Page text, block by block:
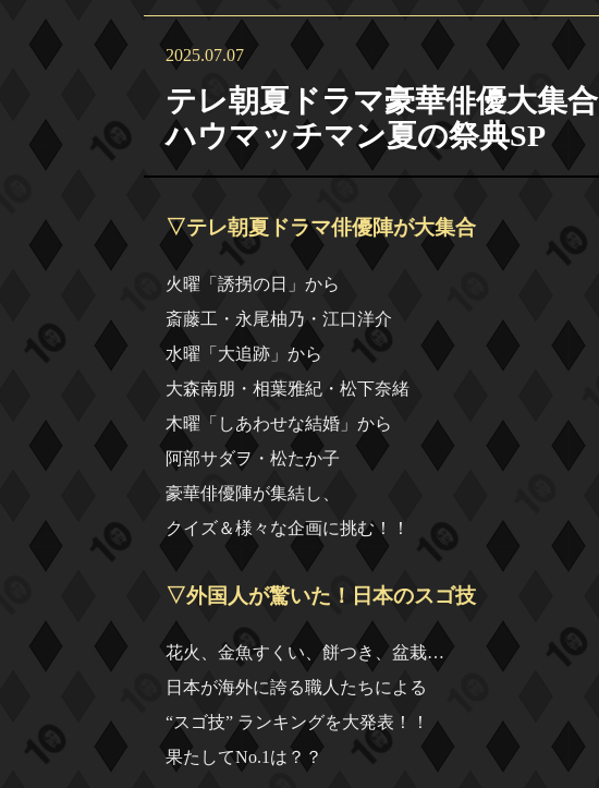
2025.07.07
テレ朝夏ドラマ豪華俳優大集合
ハウマッチマン夏の祭典SP
▽テレ朝夏ドラマ俳優陣が大集合
火曜「誘拐の日」から
斎藤工・永尾柚乃・江口洋介
水曜「大追跡」から
大森南朋・相葉雅紀・松下奈緒
木曜「しあわせな結婚」から
阿部サダヲ・松たか子
豪華俳優陣が集結し、
クイズ＆様々な企画に挑む！！
▽外国人が驚いた！日本のスゴ技
花火、金魚すくい、餅つき、盆栽…
日本が海外に誇る職人たちによる
“スゴ技” ランキングを大発表！！
果たしてNo.1は？？